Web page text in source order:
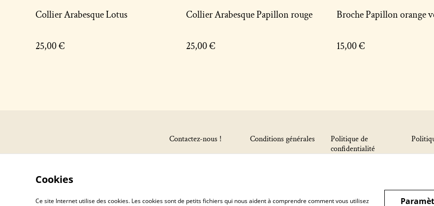
Collier Arabesque Lotus
25,00 €
Collier Arabesque Papillon rouge
25,00 €
Broche Papillon orange
15,00 €
Contactez-nous ! Conditions générales
Politique de
confidentialité
Cookies
Ce site Internet utilise des cookies. Les cookies sont de petits fichiers qui nous aident à comprendre comment vous utilisez